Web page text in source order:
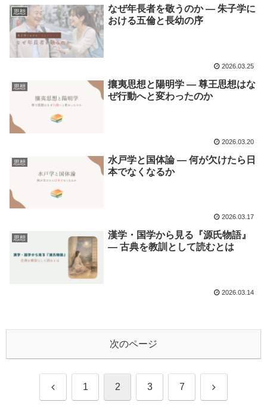
思想
なぜ年長者を敬うのか ― 朱子学に
おける五倫と長幼の序
2026.03.25
思想
攘夷思想と陽明学 ― 尊王思想はな
ぜ行動へと変わったのか
2026.03.20
思想
水戸学と国体論 ― 何が欠けたら日
本でなくなるか
2026.03.17
思想
漢学・国学から見る『源氏物語』
― 古典を教訓として読むとは
2026.03.14
次のページ
前 1 2 3 7 次